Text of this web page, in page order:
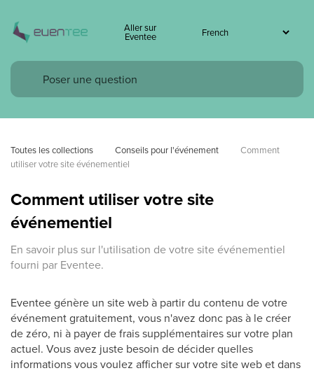
Aller sur
Eventee
Toutes les collections Conseils pour l'événement
Comment
utiliser votre site événementiel
Comment utiliser votre site
événementiel
En savoir plus sur l'utilisation de votre site événementiel
fourni par Eventee.
Eventee génère un site web à partir du contenu de votre
événement gratuitement, vous n'avez donc pas à le créer
de zéro, ni à payer de frais supplémentaires sur votre plan
actuel. Vous avez juste besoin de décider quelles
informations vous voulez afficher sur votre site web et dans